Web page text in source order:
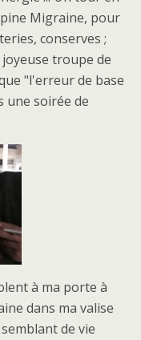
Migraine, pour
conserves ;
troupe de
"l'erreur de base
une soirée de
à ma porte à
dans ma valise
de vie